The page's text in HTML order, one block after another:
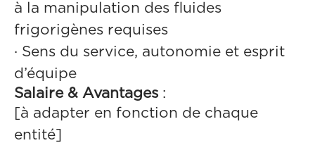
à la manipulation des fluides
frigorigènes requises
· Sens du service, autonomie et esprit
d’équipe
Salaire & Avantages :
[à adapter en fonction de chaque
entité]